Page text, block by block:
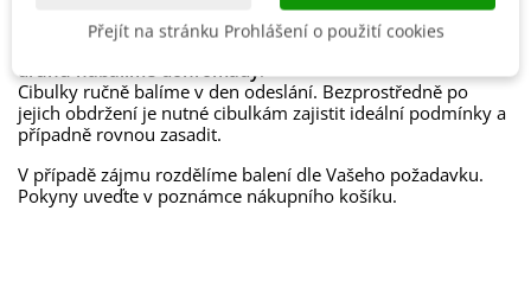
Chceme býtšetrní k přírodě, proto cibuloviny balíme do
papírových recyklovatelných sáčků a
cibulky stejného
druhu nabalíme dohromady.
Cibulky ručně balíme v den odeslání. Bezprostředně po
jejich obdržení je nutné cibulkám zajistit ideální podmínky a
případně rovnou zasadit.
V případě zájmu rozdělíme balení dle Vašeho požadavku.
Pokyny uveďte v poznámce nákupního košíku.
Přejít na stránku Prohlášení o použití cookies